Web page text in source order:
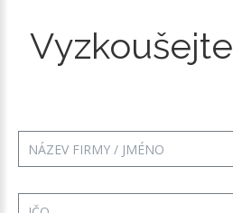
Vyzkoušejte